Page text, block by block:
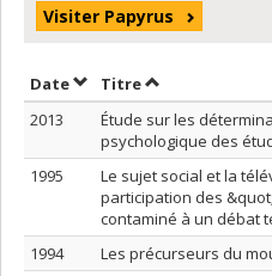
Visiter Papyrus
DateTrier par date en ordre
TitreTrier par titre
2013
Étude sur les
psychologique des
1995
Le sujet social et la
participation des
contaminé à un débat
1994
Les précurseurs du